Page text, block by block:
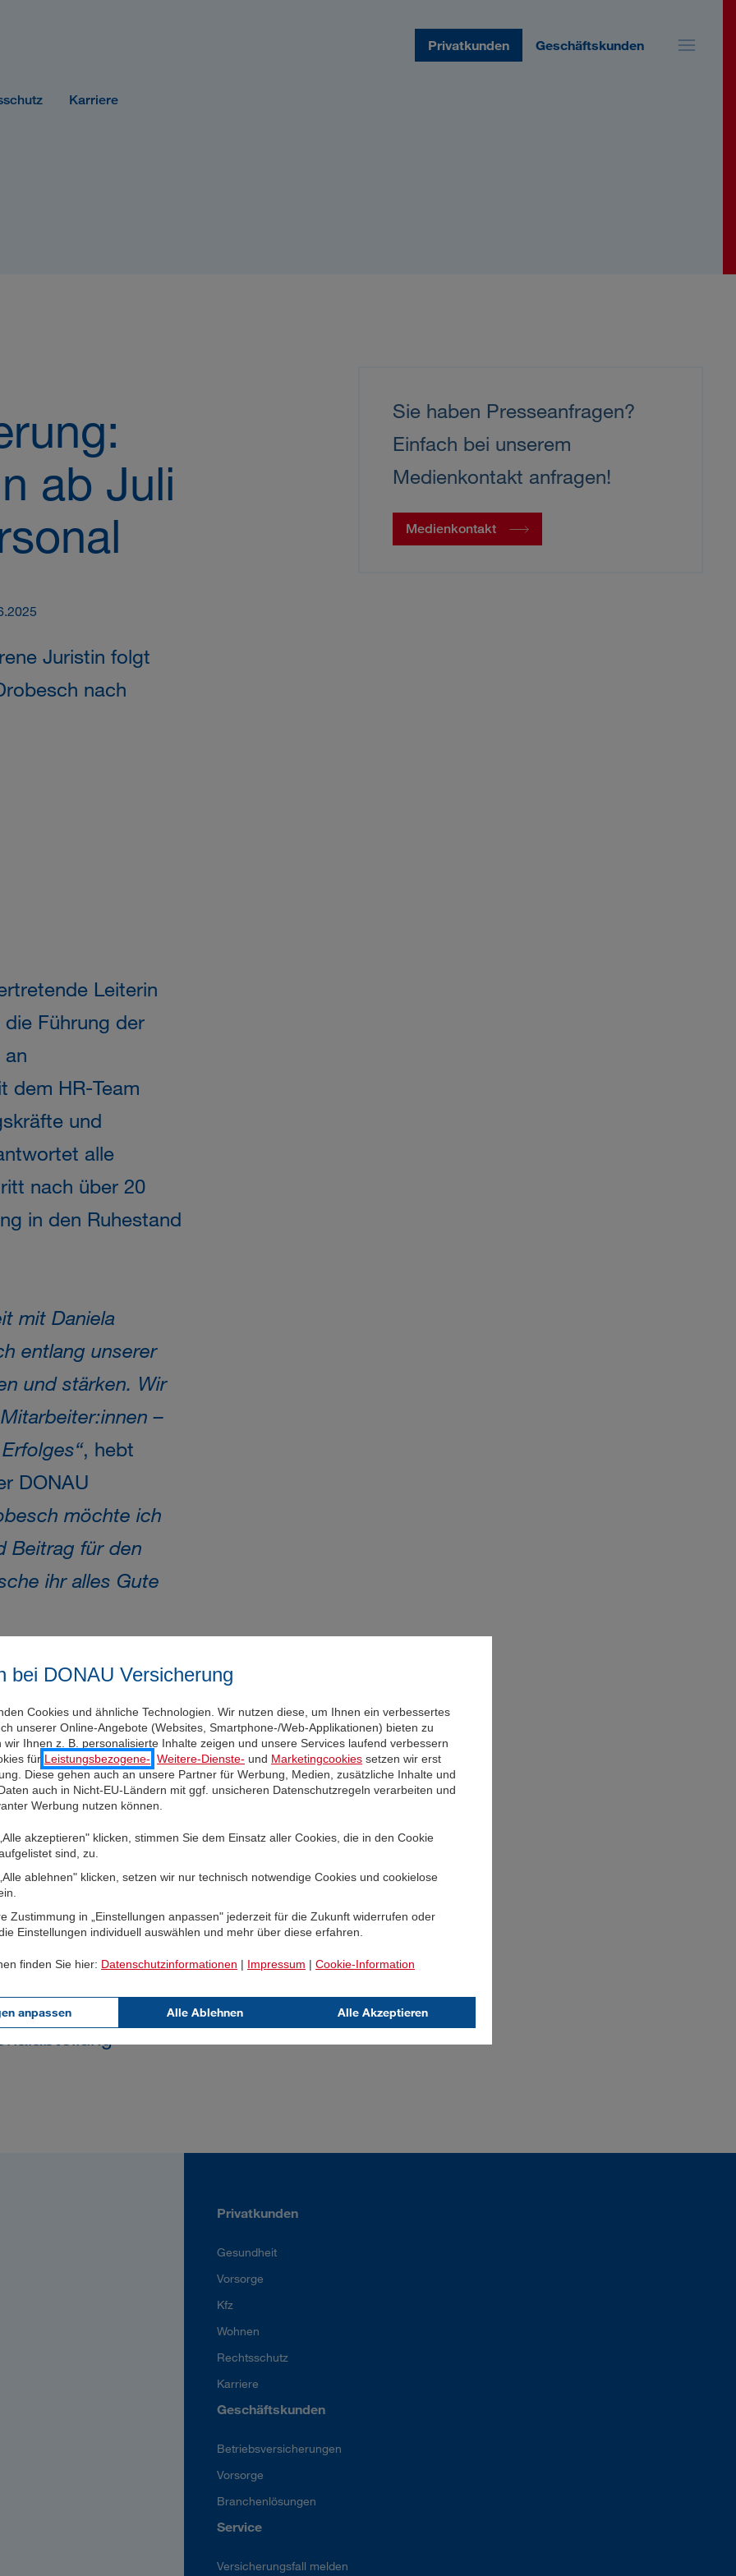
bei DONAU Versicherung
Cookies und ähnliche Technologien. Wir nutzen diese, um Ihnen ein verbessertes
unserer Online-Angebote (Websites, Smartphone-/Web-Applikationen) bieten zu
wir Ihnen z. B. personalisierte Inhalte zeigen und unsere Services laufend verbessern
für Leistungsbezogene- Weitere-Dienste- und Marketingcookies setzen wir erst
Diese gehen auch an unsere Partner für Werbung, Medien, zusätzliche Inhalte und
auch in Nicht-EU-Ländern mit ggf. unsicheren Datenschutzregeln verarbeiten und
Werbung nutzen können.
akzeptieren" klicken, stimmen Sie dem Einsatz aller Cookies, die in den Cookie
sind, zu.
ablehnen" klicken, setzen wir nur technisch notwendige Cookies und cookielose
Zustimmung in „Einstellungen anpassen" jederzeit für die Zukunft widerrufen oder
Einstellungen individuell auswählen und mehr über diese erfahren.
finden Sie hier: Datenschutzinformationen | Impressum | Cookie-Information
anpassen Alle Ablehnen Alle Akzeptieren
Privatkunden Geschäftskunden
Karriere
ab Juli
Juristin folgt
nach
Leiterin
Führung der
dem HR-Team
und
alle
nach über 20
in den Ruhestand
mit Daniela
entlang unserer
und stärken. Wir
–
, hebt
DONAU
möchte ich
Beitrag für den
ihr alles Gute
Wien und
renommierten
sammelte sie nach
ist die gebürtige
2024 wurde sie
Sie haben Presseanfragen?
Einfach bei unserem
Medienkontakt anfragen!
Medienkontakt
Privatkunden
Gesundheit
Vorsorge
Kfz
Wohnen
Rechtsschutz
Karriere
Geschäftskunden
Betriebsversicherungen
Vorsorge
Branchenlösungen
Service
Versicherungsfall melden